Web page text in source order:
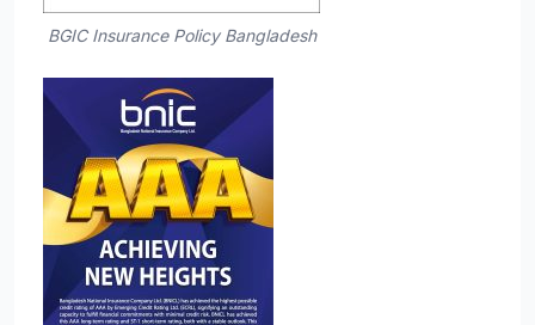
BGIC Insurance Policy Bangladesh